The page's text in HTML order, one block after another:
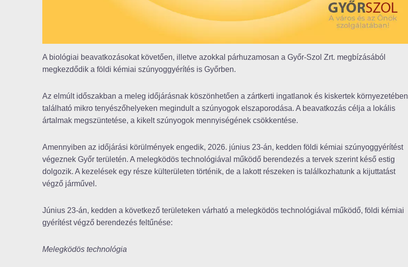
A biológiai beavatkozásokat követően, illetve azokkal párhuzamosan a Győr-Szol Zrt. megbízásából
megkezdődik a földi kémiai szúnyoggyérítés is Győrben.
Az elmúlt időszakban a meleg időjárásnak köszönhetően a zártkerti ingatlanok és kiskertek környezetében
található mikro tenyészőhelyeken megindult a szúnyogok elszaporodása. A beavatkozás célja a lokális
ártalmak megszüntetése, a kikelt szúnyogok mennyiségének csökkentése.
Amennyiben az időjárási körülmények engedik, 2026. június 23-án, kedden földi kémiai szúnyoggyérítést
végeznek Győr területén. A melegködös technológiával működő berendezés a tervek szerint késő estig
dolgozik. A kezelések egy része külterületen történik, de a lakott részeken is találkozhatunk a kijuttatást
végző járművel.
Június 23-án, kedden a következő területeken várható a melegködös technológiával működő, földi kémiai
gyérítést végző berendezés feltűnése:
Melegködös technológia